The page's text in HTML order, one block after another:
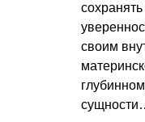
своим